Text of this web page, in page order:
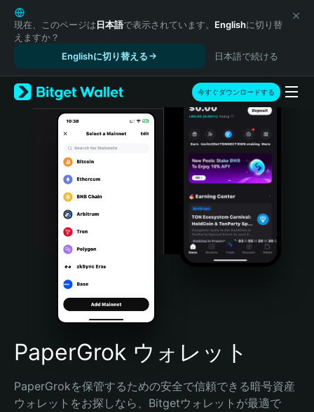
English
日本語
Tiếng Việt
Español (Latinoamérica)
Türkçe
Italiano
Português (Portugal)
Bahasa Indonesia
Português (Brasil)
Español (Argentina)
現在、このページは日本語で表示されています。 Englishに切り替
えますか？
Englishに切り替える
日本語で続ける
今すぐダウンロードする
PaperGrok ウォレット
PaperGrokを保管するための安全で信頼できる暗号資産
ウォレットをお探しなら、Bitgetウォレットが最適で